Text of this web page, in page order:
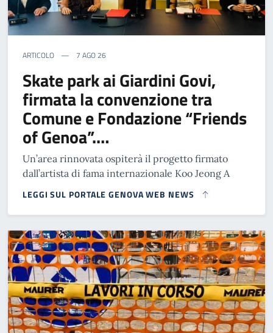
ARTICOLO 7 AGO 26
Skate park ai Giardini Govi,
firmata la convenzione tra
Comune e Fondazione “Friends
of Genoa”.…
Un’area rinnovata ospiterà il progetto firmato
dall’artista di fama internazionale Koo Jeong A
LEGGI SUL PORTALE GENOVA WEB NEWS